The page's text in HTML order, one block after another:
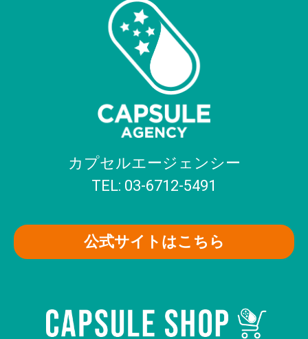
カプセルエージェンシー
TEL: 03-6712-5491
公式サイトはこちら